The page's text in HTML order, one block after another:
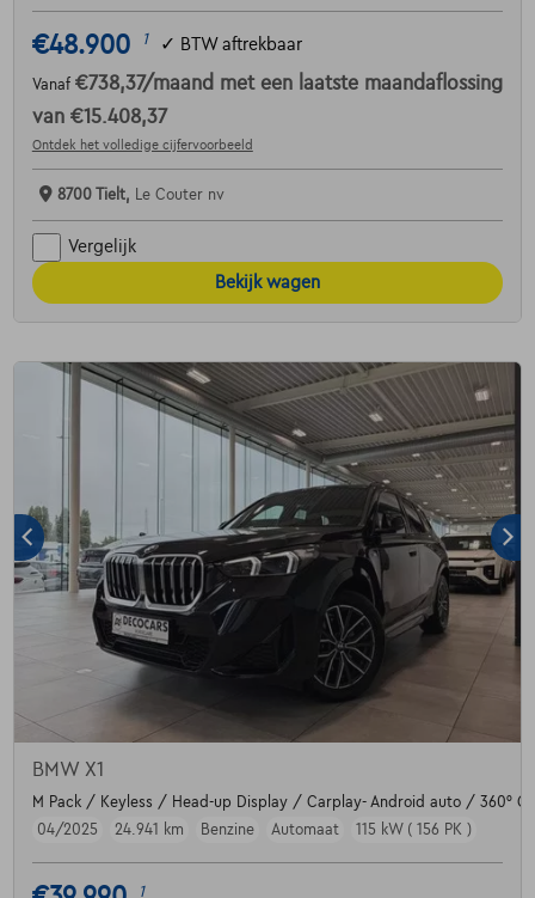
€48.900 1 ✓ BTW aftrekbaar
Vanaf €738,37/maand met een laatste maandaflossing
van €15.408,37
Ontdek het volledige cijfervoorbeeld
8700 Tielt, Le Couter nv
Vergelijk
Bekijk wagen
BMW X1
M Pack / Keyless / Head-up Display / Carplay- Android auto / 360°
04/2025
24.941 km Benzine Automaat 115 kW ( 156 PK )
1